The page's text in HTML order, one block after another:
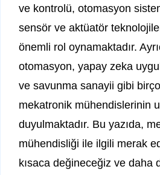
ve kontrolü, otomasyon
sensör ve aktüatör
önemli rol oynamaktadır.
otomasyon, yapay zeka
ve savunma sanayii gibi
mekatronik mühendislerinin
duyulmaktadır. Bu yazıda,
mühendisliği ile ilgili merak
kısaca değineceğiz ve daha